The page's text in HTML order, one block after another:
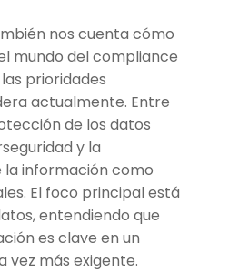
nos cuenta cómo
mundo del compliance
prioridades
actualmente. Entre
de los datos
y la
información como
El foco principal está
entendiendo que
es clave en un
vez más exigente.